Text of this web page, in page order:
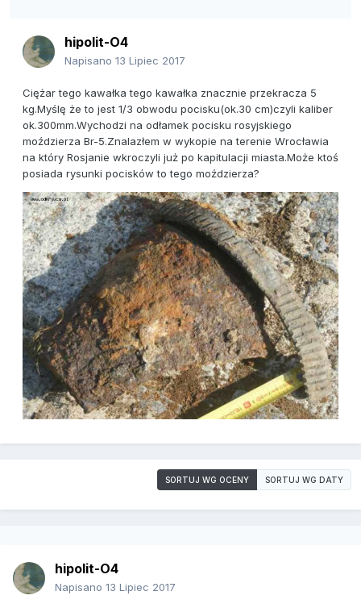
hipolit-O4
Napisano 13 Lipiec 2017
Ciężar tego kawałka tego kawałka znacznie przekracza 5
kg.Myślę że to jest 1/3 obwodu pocisku(ok.30 cm)czyli kaliber
ok.300mm.Wychodzi na odłamek pocisku rosyjskiego
moździerza Br-5.Znalazłem w wykopie na terenie Wrocławia
na który Rosjanie wkroczyli już po kapitulacji miasta.Może ktoś
posiada rysunki pocisków to tego moździerza?
SORTUJ WG OCENY SORTUJ WG DATY
hipolit-O4
Napisano 13 Lipiec 2017